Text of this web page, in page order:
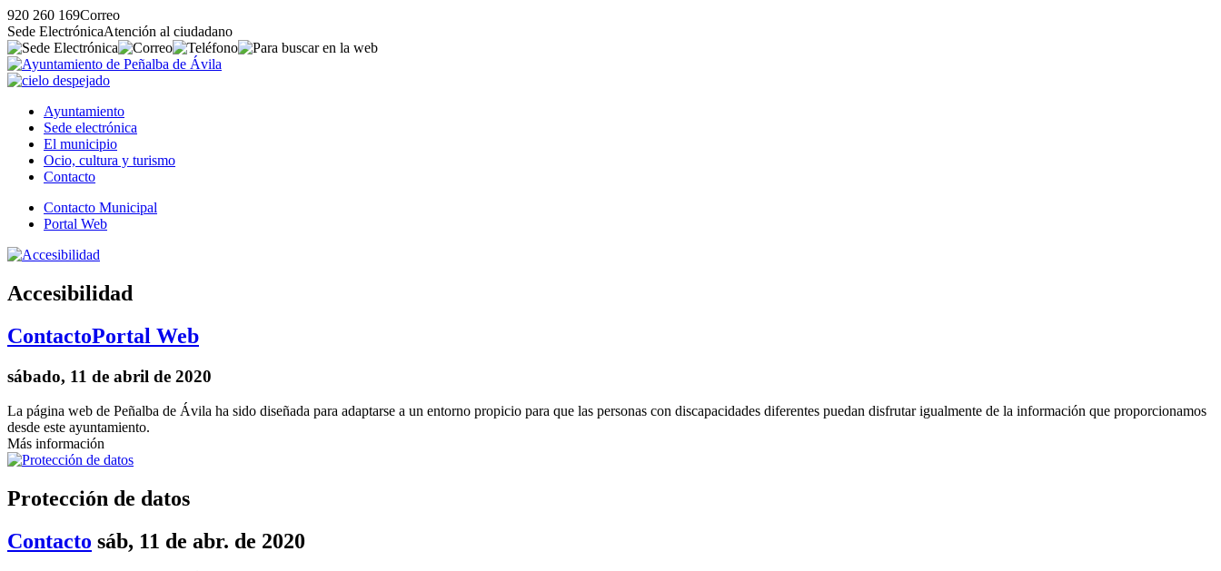
920 260 169Correo
Sede ElectrónicaAtención al ciudadano
Ayuntamiento
Sede electrónica
El municipio
Ocio, cultura y turismo
Contacto
Contacto Municipal
Portal Web
Accesibilidad
ContactoPortal Web
sábado, 11 de abril de 2020
La página web de Peñalba de Ávila ha sido diseñada para adaptarse a un entorno propicio para que las personas con discapacidades diferentes puedan disfrutar igualmente de la información que proporcionamos
desde este ayuntamiento.
Más información
Protección de datos
Contacto sáb, 11 de abr. de 2020